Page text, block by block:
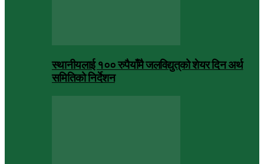
स्थानीयलाई १०० रुपैयाँमै जलविद्युत्‌को शेयर दिन अर्थ
समितिको निर्देशन